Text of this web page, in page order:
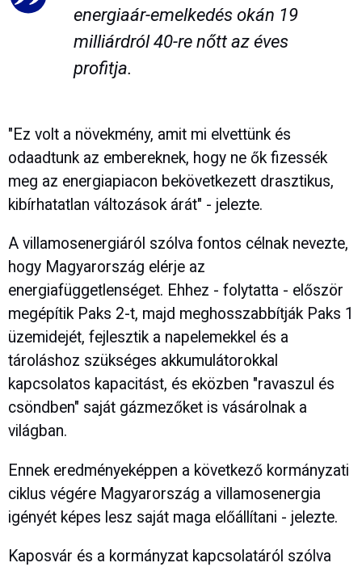
energiaár-emelkedés okán 19
milliárdról 40-re nőtt az éves
profitja.
"Ez volt a növekmény, amit mi elvettünk és
odaadtunk az embereknek, hogy ne ők fizessék
meg az energiapiacon bekövetkezett drasztikus,
kibírhatatlan változások árát" - jelezte.
A villamosenergiáról szólva fontos célnak nevezte,
hogy Magyarország elérje az
energiafüggetlenséget. Ehhez - folytatta - először
megépítik Paks 2-t, majd meghosszabbítják Paks 1
üzemidejét, fejlesztik a napelemekkel és a
tároláshoz szükséges akkumulátorokkal
kapcsolatos kapacitást, és eközben "ravaszul és
csöndben" saját gázmezőket is vásárolnak a
világban.
Ennek eredményeképpen a következő kormányzati
ciklus végére Magyarország a villamosenergia
igényét képes lesz saját maga előállítani - jelezte.
Kaposvár és a kormányzat kapcsolatáról szólva